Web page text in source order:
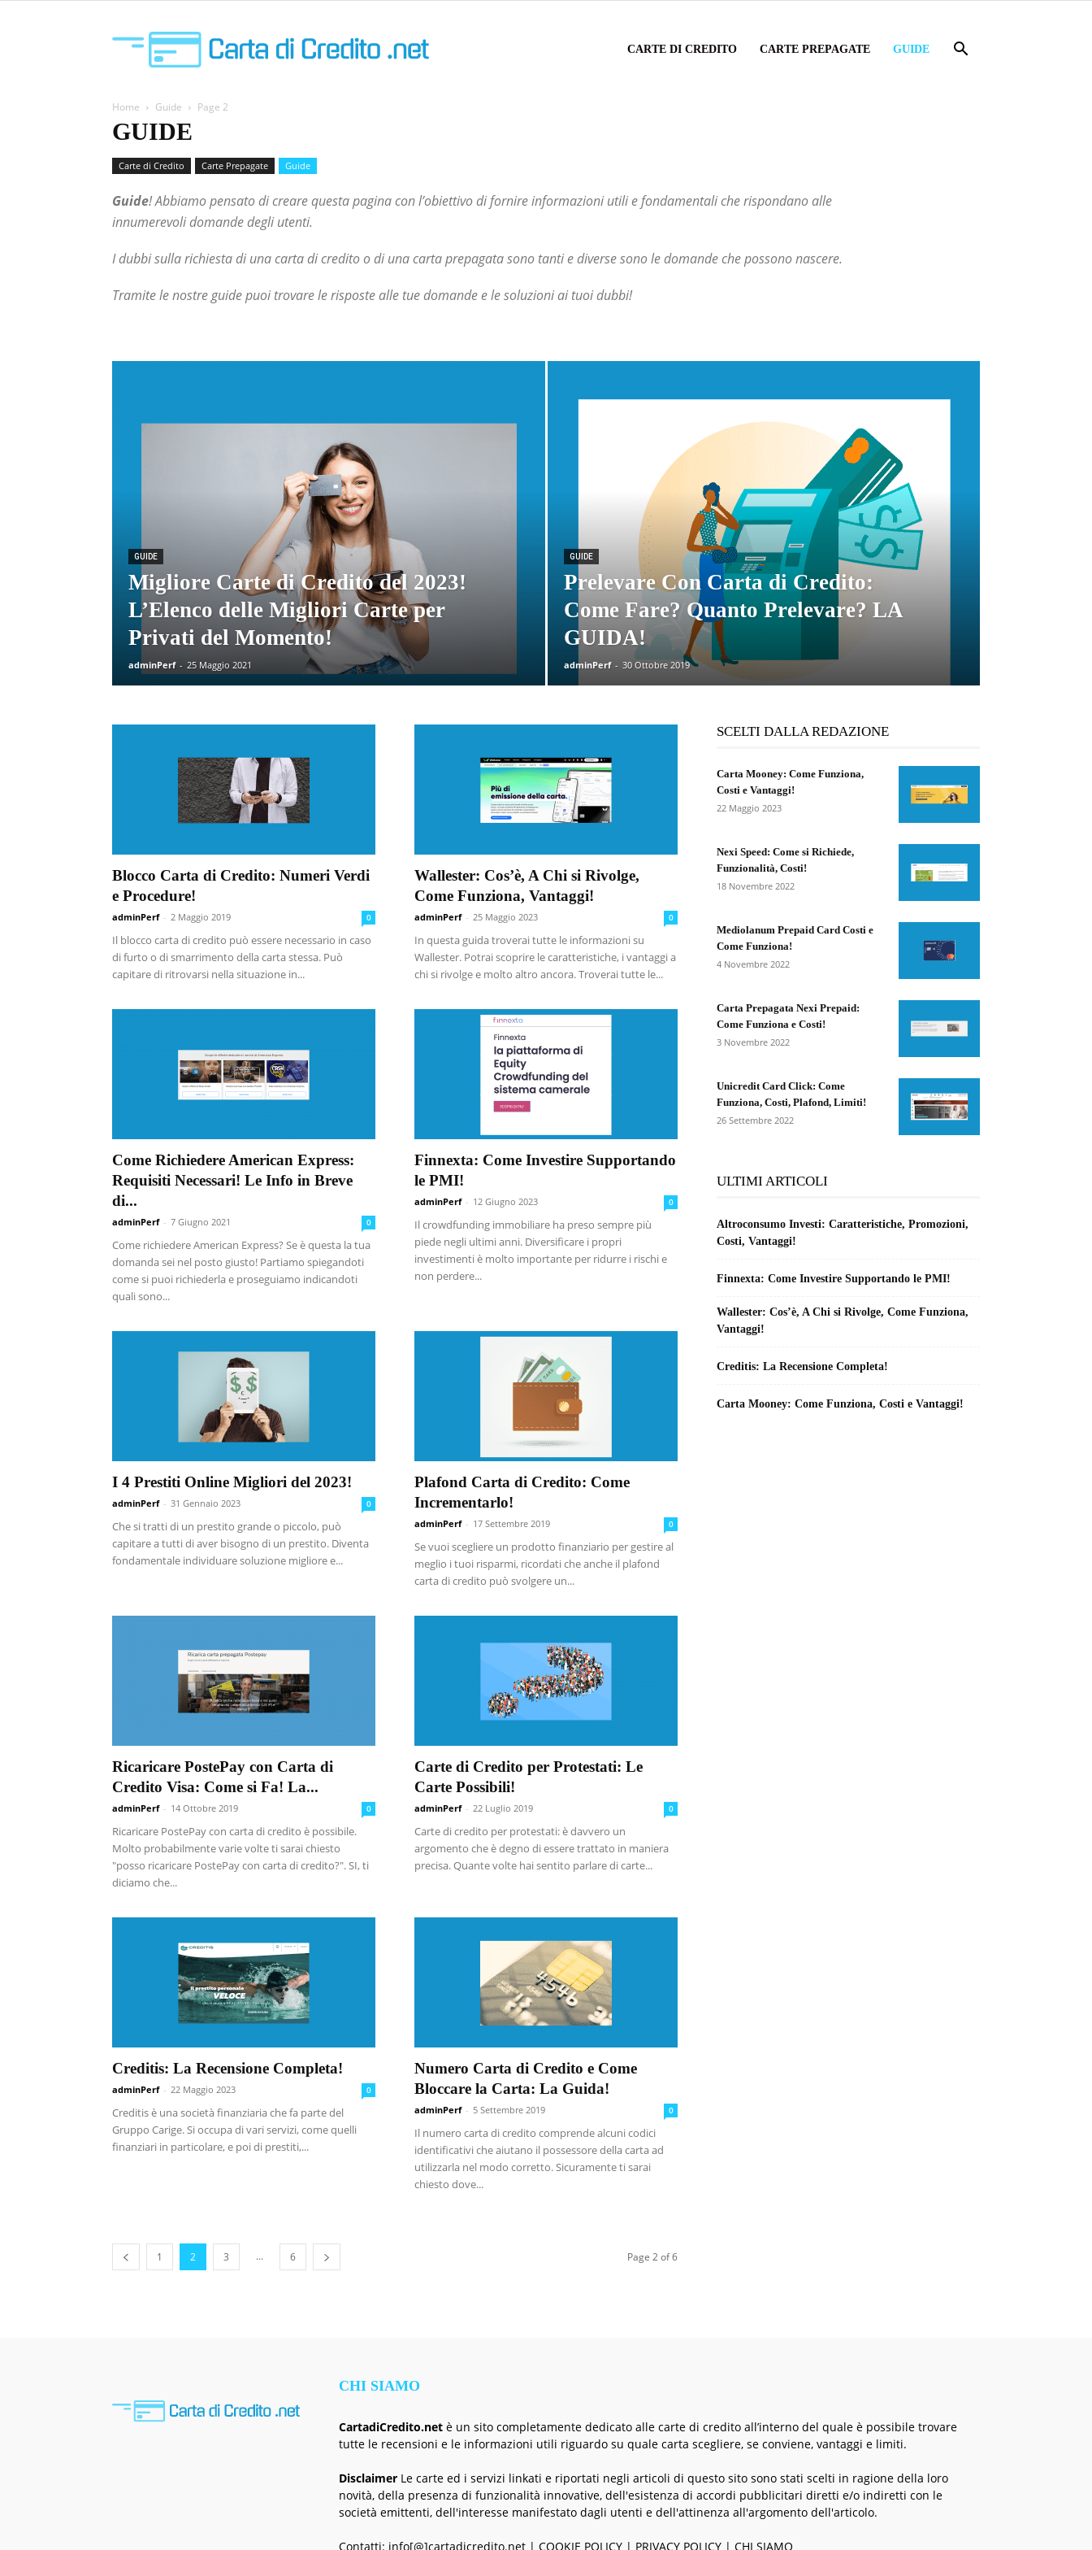
Carta CARTE DI CREDITO CARTE PREPAGATE GUIDE
Home Guide Page 2
GUIDE
Carte di Credito Carte Prepagate Guide
Guide! Abbiamo pensato di creare questa pagina con l’obiettivo di fornire informazioni utili e fondamentali che rispondano alle
innumerevoli domande degli utenti.
I dubbi sulla richiesta di una carta di credito o di una carta prepagata sono tanti e diverse sono le domande che possono nascere.
Tramite le nostre guide puoi trovare le risposte alle tue domande e le soluzioni ai tuoi dubbi!
GUIDE
Migliore Carte di Credito del 2023!
L’Elenco delle Migliori Carte per
Privati del Momento!
adminPerf - 25 Maggio 2021
GUIDE
Prelevare Con Carta di Credito:
Come Fare? Quanto Prelevare? LA
GUIDA!
adminPerf - 30 Ottobre 2019
Blocco Carta di Credito: Numeri Verdi
e Procedure!
adminPerf - 2 Maggio 2019 0
Il blocco carta di credito può essere necessario in caso
di furto o di smarrimento della carta stessa. Può
capitare di ritrovarsi nella situazione in...
Wallester: Cos’è, A Chi si Rivolge,
Come Funziona, Vantaggi!
adminPerf - 25 Maggio 2023 0
In questa guida troverai tutte le informazioni su
Wallester. Potrai scoprire le caratteristiche, i vantaggi a
chi si rivolge e molto altro ancora. Troverai tutte le...
Come Richiedere American Express:
Requisiti Necessari! Le Info in Breve
di...
adminPerf - 7 Giugno 2021 0
Come richiedere American Express? Se è questa la tua
domanda sei nel posto giusto! Partiamo spiegandoti
come si puoi richiederla e proseguiamo indicandoti
quali sono...
Finnexta: Come Investire Supportando
le PMI!
adminPerf - 12 Giugno 2023 0
Il crowdfunding immobiliare ha preso sempre più
piede negli ultimi anni. Diversificare i propri
investimenti è molto importante per ridurre i rischi e
non perdere...
I 4 Prestiti Online Migliori del 2023!
adminPerf - 31 Gennaio 2023 0
Che si tratti di un prestito grande o piccolo, può
capitare a tutti di aver bisogno di un prestito. Diventa
fondamentale individuare soluzione migliore e...
Plafond Carta di Credito: Come
Incrementarlo!
adminPerf - 17 Settembre 2019 0
Se vuoi scegliere un prodotto finanziario per gestire al
meglio i tuoi risparmi, ricordati che anche il plafond
carta di credito può svolgere un...
Ricaricare PostePay con Carta di
Credito Visa: Come si Fa! La...
adminPerf - 14 Ottobre 2019 0
Ricaricare PostePay con carta di credito è possibile.
Molto probabilmente varie volte ti sarai chiesto
"posso ricaricare PostePay con carta di credito?". SI, ti
diciamo che...
Carte di Credito per Protestati: Le
Carte Possibili!
adminPerf - 22 Luglio 2019 0
Carte di credito per protestati: è davvero un
argomento che è degno di essere trattato in maniera
precisa. Quante volte hai sentito parlare di carte...
Creditis: La Recensione Completa!
adminPerf - 22 Maggio 2023 0
Creditis è una società finanziaria che fa parte del
Gruppo Carige. Si occupa di vari servizi, come quelli
finanziari in particolare, e poi di prestiti,...
Numero Carta di Credito e Come
Bloccare la Carta: La Guida!
adminPerf - 5 Settembre 2019 0
Il numero carta di credito comprende alcuni codici
identificativi che aiutano il possessore della carta ad
utilizzarla nel modo corretto. Sicuramente ti sarai
chiesto dove...
1 2 3 ... 6 Page 2 of 6
SCELTI DALLA REDAZIONE
Carta Mooney: Come Funziona,
Costi e Vantaggi!
22 Maggio 2023
Nexi Speed: Come si Richiede,
Funzionalità, Costi!
18 Novembre 2022
Mediolanum Prepaid Card Costi e
Come Funziona!
4 Novembre 2022
Carta Prepagata Nexi Prepaid:
Come Funziona e Costi!
3 Novembre 2022
Unicredit Card Click: Come
Funziona, Costi, Plafond, Limiti!
26 Settembre 2022
ULTIMI ARTICOLI
Altroconsumo Investi: Caratteristiche, Promozioni,
Costi, Vantaggi!
Finnexta: Come Investire Supportando le PMI!
Wallester: Cos’è, A Chi si Rivolge, Come Funziona,
Vantaggi!
Creditis: La Recensione Completa!
Carta Mooney: Come Funziona, Costi e Vantaggi!
CHI SIAMO
CartadiCredito.net è un sito completamente dedicato alle carte di credito all’interno del quale è possibile trovare
tutte le recensioni e le informazioni utili riguardo su quale carta scegliere, se conviene, vantaggi e limiti.
Disclaimer Le carte ed i servizi linkati e riportati negli articoli di questo sito sono stati scelti in ragione della loro
novità, della presenza di funzionalità innovative, dell'esistenza di accordi pubblicitari diretti e/o indiretti con le
società emittenti, dell'interesse manifestato dagli utenti e dell'attinenza all'argomento dell'articolo.
Contatti: info[@]cartadicredito.net | COOKIE POLICY | PRIVACY POLICY | CHI SIAMO